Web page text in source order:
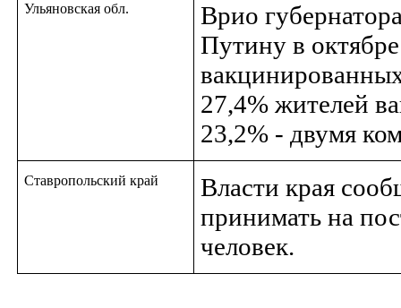
Ульяновская обл.
Врио
Путину в
27,4% жителей
23,2% - двумя
Ставропольский край
Власти края
принимать на
человек.